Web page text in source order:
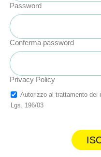
Password
Conferma password
Privacy Policy
Autorizzo al trattamento dei
Lgs. 196/03